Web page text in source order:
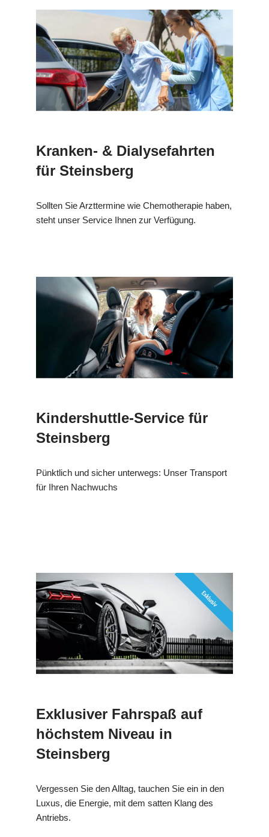
Kranken- & Dialysefahrten
für Steinsberg
Sollten Sie Arzttermine wie Chemotherapie haben,
steht unser Service Ihnen zur Verfügung.
Kindershuttle-Service für
Steinsberg
Pünktlich und sicher unterwegs: Unser Transport
für Ihren Nachwuchs
Exklusiver Fahrspaß auf
höchstem Niveau in
Steinsberg
Vergessen Sie den Alltag, tauchen Sie ein in den
Luxus, die Energie, mit dem satten Klang des
Antriebs.